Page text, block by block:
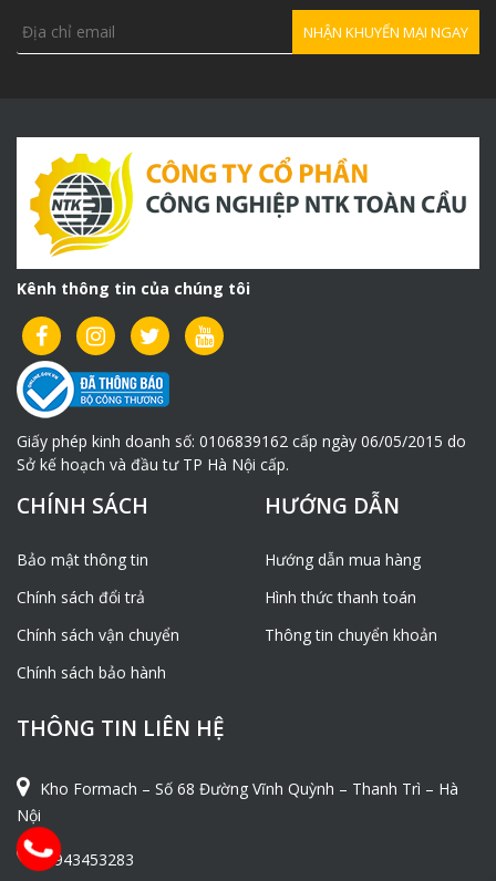
Kênh thông tin của chúng tôi
Giấy phép kinh doanh số: 0106839162 cấp ngày 06/05/2015 do
Sở kế hoạch và đầu tư TP Hà Nội cấp.
CHÍNH SÁCH
Bảo mật thông tin
Chính sách đổi trả
Chính sách vận chuyển
Chính sách bảo hành
HƯỚNG DẪN
Hướng dẫn mua hàng
Hình thức thanh toán
Thông tin chuyển khoản
THÔNG TIN LIÊN HỆ
Kho Formach – Số 68 Đường Vĩnh Quỳnh – Thanh Trì – Hà
Nội
0943453283